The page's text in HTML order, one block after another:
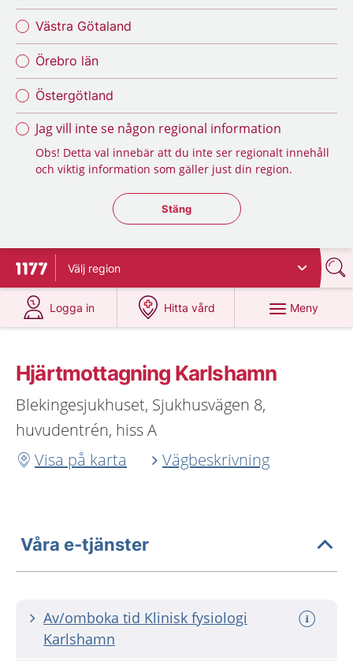
Västra Götaland
Örebro län
Östergötland
Jag vill inte se någon regional information
Obs! Detta val innebär att du inte ser regionalt innehåll
och viktig information som gäller just din region.
Stäng regionsväljaren
Stäng
Till startsidan för 1177
Välj region
Logga in
på 1177.se
Hitta vård
på 1177.se
Meny
Hjärtmottagning Karlshamn
Blekingesjukhuset, Sjukhusvägen 8,
huvudentrén, hiss A
Visa på karta
Vägbeskrivning
Våra e-tjänster
Av/omboka tid Klinisk fysiologi
Karlshamn